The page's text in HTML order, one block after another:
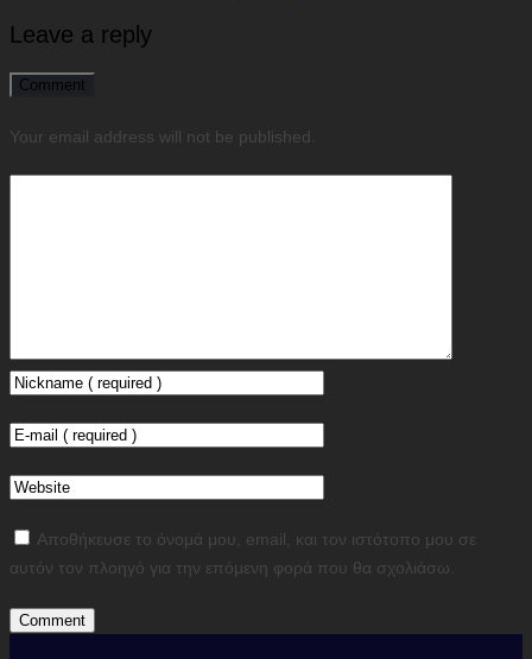
Leave a reply
Comment
Your email address will not be published.
Αποθήκευσε το όνομά μου, email, και τον ιστότοπο μου σε
αυτόν τον πλοηγό για την επόμενη φορά που θα σχολιάσω.